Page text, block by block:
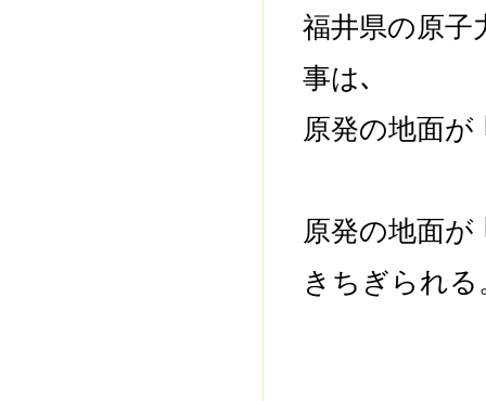
福井県の原子
事は､
原発の地面
原発の地面が
きちぎられ